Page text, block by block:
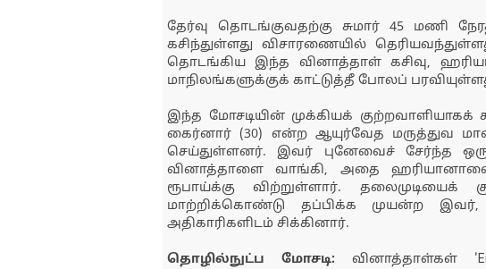
தேர்வு தொடங்குவதற்கு சுமார் 45 மணி
கசிந்துள்ளது விசாரணையில்
தொடங்கிய இந்த வினாத்தாள் கசிவு,
மாநிலங்களுக்குக் காட்டுத்தீ போலப்
இந்த மோசடியின் முக்கியக் குற்றவாளியாகக்
கைர்னார் (30) என்ற ஆயுர்வேத மருத்துவ
செய்துள்ளனர். இவர் புனேவைச் சேர்ந்த
வினாத்தாளை வாங்கி, அதை
ரூபாய்க்கு விற்றுள்ளார்.
மாற்றிக்கொண்டு தப்பிக்க முயன்ற இவர்,
அதிகாரிகளிடம் சிக்கினார்.
தொழில்நுட்ப மோசடி: வினாத்தாள்கள்